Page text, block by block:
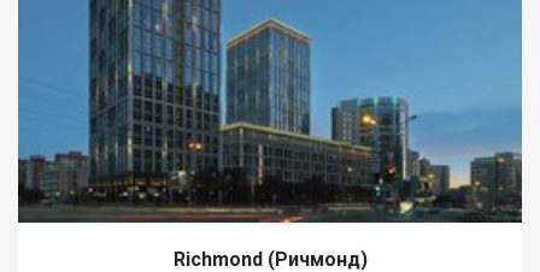
Richmond (Ричмонд)